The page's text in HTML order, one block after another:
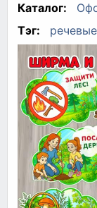
Каталог:
Тэг: